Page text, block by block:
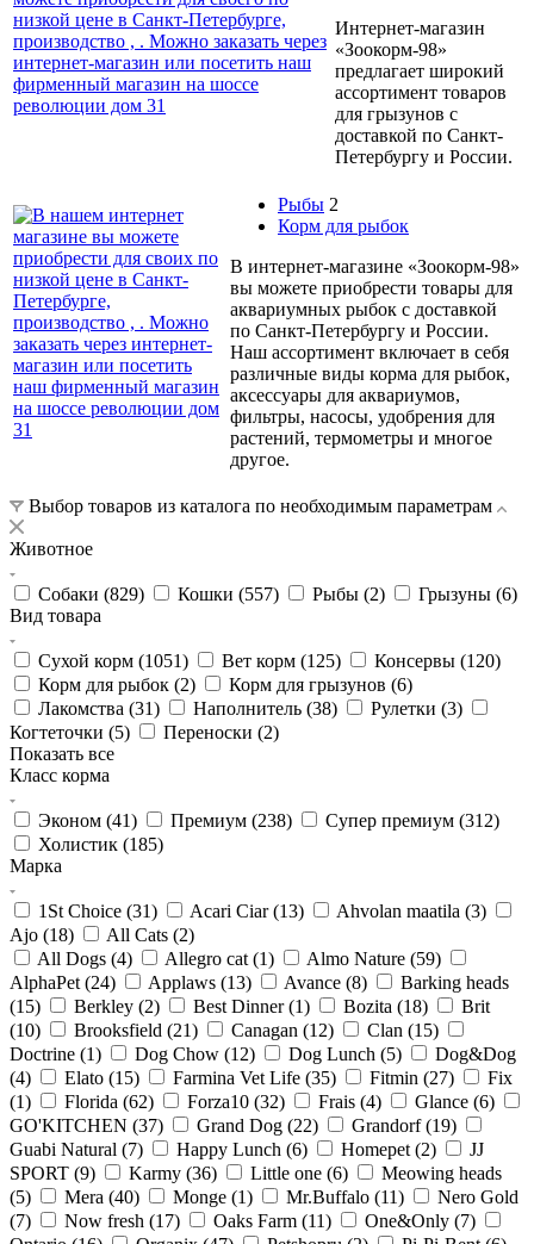
Интернет-магазин
«Зоокорм-98»
предлагает широкий
ассортимент товаров
для грызунов с
доставкой по Санкт-
Петербургу и России.
Рыбы 2
Корм для рыбок
В интернет-магазине «Зоокорм-98»
вы можете приобрести товары для
аквариумных рыбок с доставкой
по Санкт-Петербургу и России.
Наш ассортимент включает в себя
различные виды корма для рыбок,
аксессуары для аквариумов,
фильтры, насосы, удобрения для
растений, термометры и многое
другое.
Выбор товаров из каталога по необходимым параметрам
Животное
Собаки (829) Кошки (557) Рыбы (2) Грызуны (6)
Вид товара
Сухой корм (1051) Вет корм (125) Консервы (120)
Корм для рыбок (2) Корм для грызунов (6)
Лакомства (31) Наполнитель (38) Рулетки (3)
Когтеточки (5) Переноски (2)
Показать все
Класс корма
Эконом (41) Премиум (238) Супер премиум (312)
Холистик (185)
Марка
1St Choice (31) Acari Ciar (13) Ahvolan maatila (3)
Ajo (18) All Cats (2)
All Dogs (4) Allegro cat (1) Almo Nature (59)
AlphaPet (24) Applaws (13) Avance (8)
Barking heads
(15) Berkley (2) Best Dinner (1) Bozita (18)
Brit
(10) Brooksfield (21) Canagan (12) Clan (15)
Doctrine (1) Dog Chow (12) Dog Lunch (5)
Dog&Dog
(4) Elato (15) Farmina Vet Life (35) Fitmin (27)
Fix
(1) Florida (62) Forza10 (32) Frais (4) Glance (6)
GO'KITCHEN (37) Grand Dog (22) Grandorf (19)
Guabi Natural (7) Happy Lunch (6) Homepet (2)
JJ
SPORT (9) Karmy (36) Little one (6)
Meowing heads
(5) Mera (40) Monge (1) Mr.Buffalo (11)
Nero Gold
(7) Now fresh (17) Oaks Farm (11) One&Only (7)